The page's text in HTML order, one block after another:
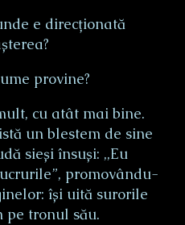
e direcționată
provine?
cu atât mai bine.
un blestem de sine
sieși însuși: ,,Eu
promovându-
își uită surorile
pe tronul său.